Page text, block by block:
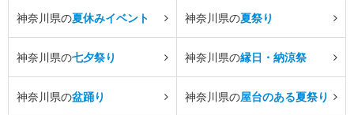
神奈川県の夏休みイベント 神奈川県の夏祭り
神奈川県の七夕祭り 神奈川県の縁日・納涼祭
神奈川県の盆踊り 神奈川県の屋台のある夏祭り